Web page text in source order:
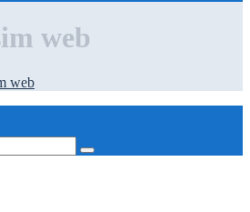
web
web